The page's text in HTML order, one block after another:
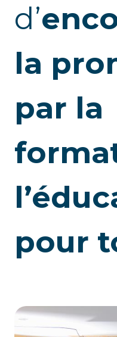
d’
la
par la
pour